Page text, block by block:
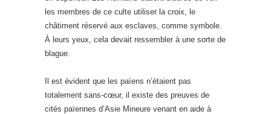
les membres de ce culte utiliser la croix, le
châtiment réservé aux esclaves, comme symbole.
À leurs yeux, cela devait ressembler à une sorte de
blague.
Il est évident que les païens n’étaient pas
totalement sans-cœur, il existe des preuves de
cités païennes d’Asie Mineure venant en aide à